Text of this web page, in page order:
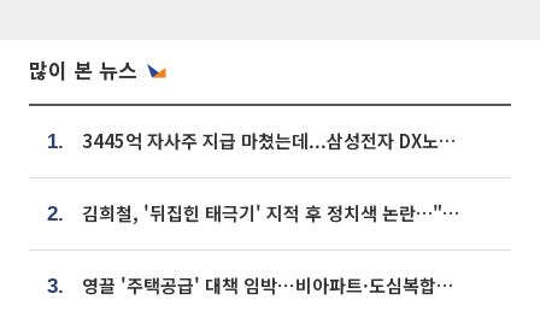
많이 본 뉴스
1. 3445억 자사주 지급 마쳤는데...삼성전자 DX노조, 뒤늦은 '떼쓰기 집회'
2. 김희철, '뒤집힌 태극기' 지적 후 정치색 논란…"좌우 떠나 우리나라 국기"
3. 영끌 '주택공급' 대책 임박⋯비아파트·도심복합까지 총동원